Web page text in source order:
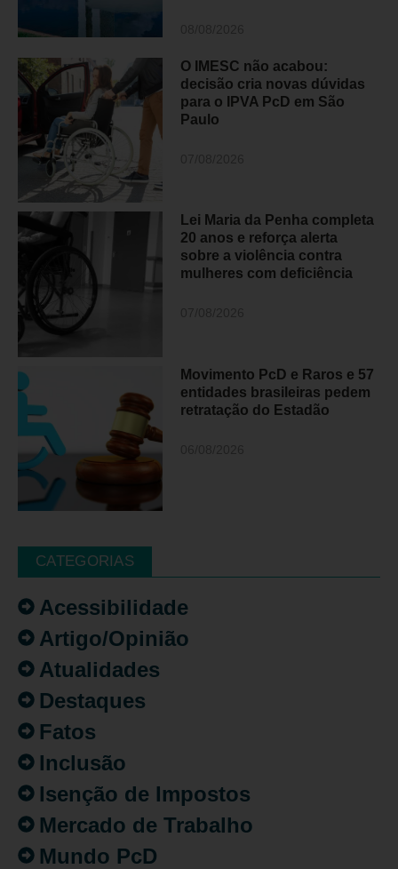
O IMESC não acabou:
decisão cria novas dúvidas
para o IPVA PcD em São
Paulo
Lei Maria da Penha completa
20 anos e reforça alerta
sobre a violência contra
mulheres com deficiência
Movimento PcD e Raros e 57
entidades brasileiras pedem
retratação do Estadão
CATEGORIAS
Acessibilidade
Artigo/Opinião
Atualidades
Destaques
Fatos
Inclusão
Isenção de Impostos
Mercado de Trabalho
Mundo PcD